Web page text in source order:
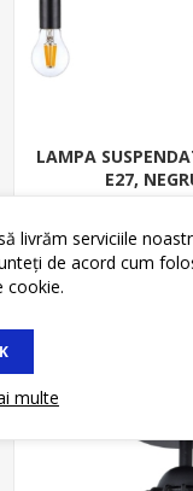
LAMPA
E27,
livrăm serviciile
de acord cum
cookie.
multe